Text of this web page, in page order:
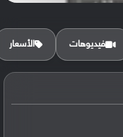
فيديوهات الأسعار